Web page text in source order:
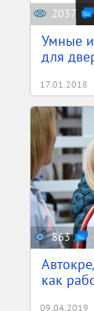
2037
Умные
для
17.01.2018
863
как
09.04.2019